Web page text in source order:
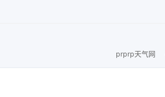
prprp天气网